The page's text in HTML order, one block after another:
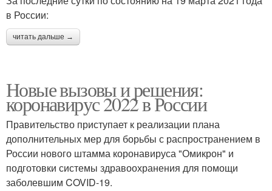
в России:
читать дальше →
Новые вызовы и решения:
коронавирус 2022 в России
Правительство приступает к реализации плана
дополнительных мер для борьбы с распространением в
России нового штамма коронавируса "Омикрон" и
подготовки системы здравоохранения для помощи
заболевшим COVID-19.